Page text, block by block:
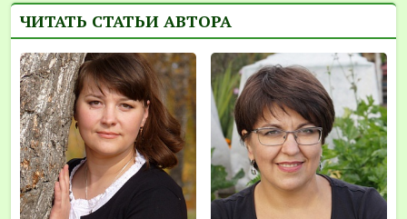
ЧИТАТЬ СТАТЬИ АВТОРА